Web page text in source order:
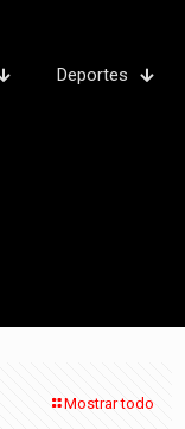
Deportes
Mostrar todo